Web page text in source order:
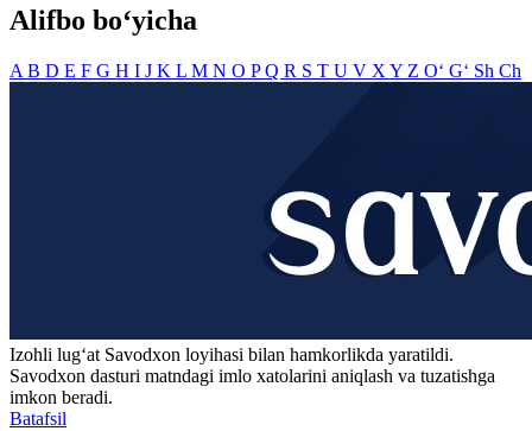
Alifbo bo‘yicha
A B D E F G H I J K L M N O PQ R S T U V X Y Z O‘ G‘ Sh Ch
Izohli lugʻat Savodxon loyihasi bilan hamkorlikda yaratildi.
Savodxon dasturi matndagi imlo xatolarini aniqlash va tuzatishga
imkon beradi.
Batafsil